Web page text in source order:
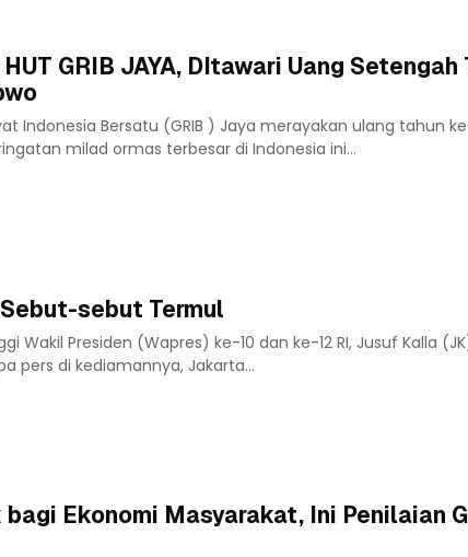
GRIB JAYA, DItawari Uang Setengah
Indonesia Bersatu (GRIB ) Jaya merayakan ulang tahun
milad ormas terbesar di Indonesia ini...
sebut Termul
Wakil Presiden (Wapres) ke-10 dan ke-12 RI, Jusuf Kalla
pers di kediamannya, Jakarta...
Ekonomi Masyarakat, Ini Penilaian